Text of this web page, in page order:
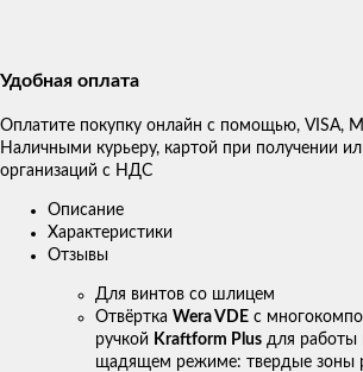
Удобная оплата
Оплатите покупку онлайн с помощью, VISA,
Наличными курьеру, картой при получении
организаций с НДС
Описание
Характеристики
Отзывы
Для винтов со шлицем
Отвёртка Wera VDE с
ручкой Kraftform Plus для работы
щадящем режиме: твердые зоны